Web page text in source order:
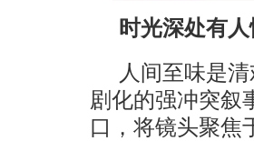
时光深处有
人间至味是
剧化的强冲突叙
口，将镜头聚焦